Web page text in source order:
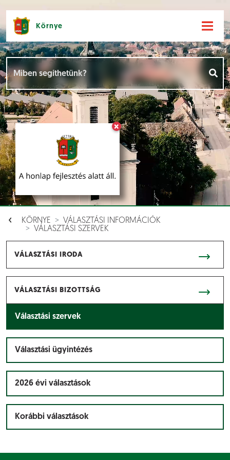
×
Környe
KÖRNYE
VÁLASZTÁSI INFORMÁCIÓK
VÁLASZTÁSI SZERVEK
VÁLASZTÁSI IRODA
VÁLASZTÁSI BIZOTTSÁG
Választási szervek
Választási ügyintézés
2026 évi választások
Korábbi választások
Hírek [
Események [ ]
Dokumentumok []
Aloldalak [ ]